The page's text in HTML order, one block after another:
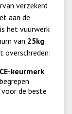
verzekerd
aan de
het vuurwerk
van 25kg
overschreden:
CE-keurmerk
de beste